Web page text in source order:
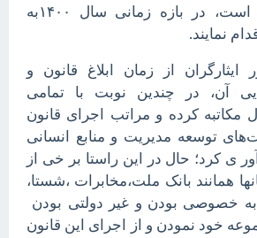
در بازه زمانی سال
۱۴۰۰به
نمایند.
ایثارگران از زمان ابلاغ قانون و
آن، در چندین نوبت با تمامی
مکاتبه کرده و مراتب اجرای قانون
توسعه مدیریت و منابع انسانی
ی کرد؛ حال در این راستا بر خی از
همانند بانک ملت،مخابرات ،شستا،
به خصوصی بودن و غیر دولتی بودن
خود نمودن و از اجرای این قانون